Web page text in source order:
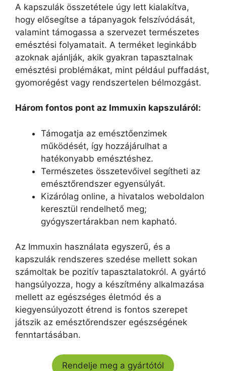
A kapszulák összetétele úgy lett kialakítva,
hogy elősegítse a tápanyagok felszívódását,
valamint támogassa a szervezet természetes
emésztési folyamatait. A terméket leginkább
azoknak ajánlják, akik gyakran tapasztalnak
emésztési problémákat, mint például puffadást,
gyomorégést vagy rendszertelen bélmozgást.
Három fontos pont az Immuxin kapszuláról:
Támogatja az emésztőenzimek
működését, így hozzájárulhat a
hatékonyabb emésztéshez.
Természetes összetevőivel segítheti az
emésztőrendszer egyensúlyát.
Kizárólag online, a hivatalos weboldalon
keresztül rendelhető meg;
gyógyszertárakban nem kapható.
Az Immuxin használata egyszerű, és a
kapszulák rendszeres szedése mellett sokan
számoltak be pozitív tapasztalatokról. A gyártó
hangsúlyozza, hogy a készítmény alkalmazása
mellett az egészséges életmód és a
kiegyensúlyozott étrend is fontos szerepet
játszik az emésztőrendszer egészségének
fenntartásában.
Rendelje meg a gyártótól